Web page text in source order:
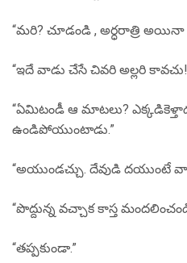
“మరి? చూడండి , అర్ధరాత్రి అయినా
“ఇదే వాడు చేసే చివరి అల్లరి
“ఏమిటండీ ఆ మాటలు?
ఉండిపోయుంటాడు.”
“అయుండచ్చు. దేవుడి దయుంటే
“పొద్దున్న వచ్చాక కాస్త
“తప్పకుండా.”